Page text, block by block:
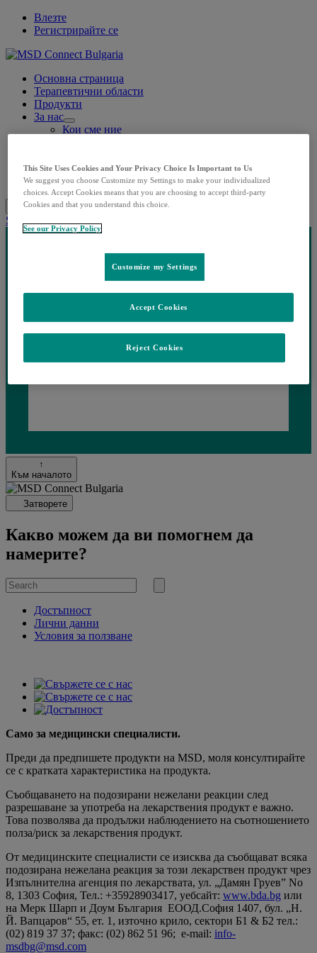
Влезте
Регистрирайте се
Основна страница
Терапевтични области
Продукти
За нас
Open
submenu
Кои сме ние
Контакти
Лични данни
Menu Затворете
Search
Share this
Loading...
↑
Към началото
Затворете
Какво можем да ви помогнем да
намерите?
Search
for
Submit
Достъпност
Лични данни
Условия за ползване
Само за медицински специалисти.
Преди да предпишете продукти на MSD, моля консултирайте
се с кратката характеристика на продукта.
Съобщаването на подозирани нежелани реакции след
разрешаване за употреба на лекарствения продукт е важно.
Това позволява да продължи наблюдението на съотношението
полза/риск за лекарствения продукт.
От медицинските специалисти се изисква да съобщават всяка
подозирана нежелана реакция за този лекарствен продукт чрез
Изпълнителна агенция по лекарствата, ул. „Дамян Груев” No
8, 1303 София, Teл.: +35928903417, уебсайт: www.bda.bg или
на Мерк Шарп и Доум България ЕООД.София 1407, бул. „Н.
Й. Вапцаров“ 55, ет. 1, източно крило, сектори Б1 & Б2 тел.:
(02) 819 37 37; факс: (02) 862 51 96; e-mail: info-
msdbg@msd.com
This Site Uses Cookies and Your Privacy Choice Is Important to Us
We suggest you choose Customize my Settings to make your individualized
choices. Accept Cookies means that you are choosing to accept third-party
Cookies and that you understand this choice.
See our Privacy Policy
Customize my Settings
Reject Cookies
Accept Cookies